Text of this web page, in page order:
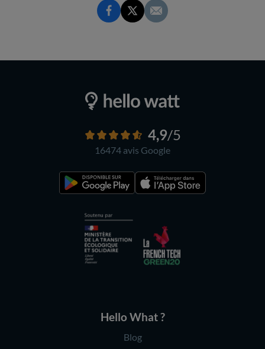
4,9/5
16474 avis Google
Hello What ?
Blog